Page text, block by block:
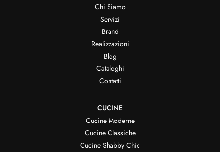
Chi Siamo
Servizi
Brand
Realizzazioni
Blog
Cataloghi
Contatti
CUCINE
Cucine Moderne
Cucine Classiche
Cucine Shabby Chic